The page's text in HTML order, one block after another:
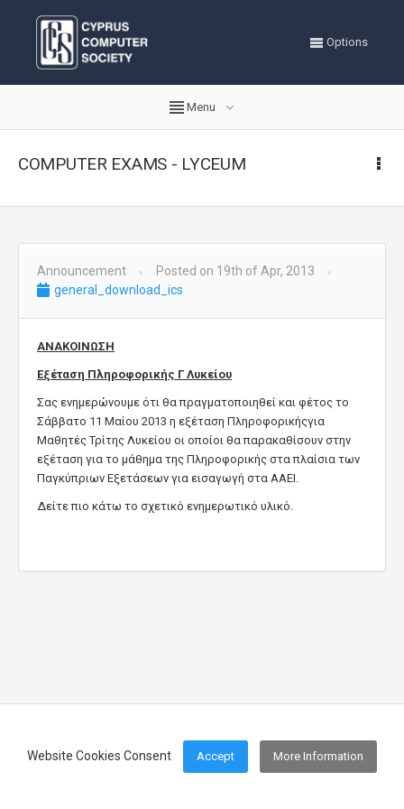
Website Cookies Consent Accept More Information
Options
Menu
COMPUTER EXAMS - LYCEUM
Announcement
Posted on 19th of Apr, 2013
general_download_ics
ΑΝΑΚΟΙΝΩΣΗ
Εξέταση Πληροφορικής Γ Λυκείου
Σας ενημερώνουμε ότι θα πραγματοποιηθεί και φέτος το
Σάββατο 11 Μαίου 2013 η εξέταση Πληροφορικήςγια
Μαθητές Τρίτης Λυκείου οι οποίοι θα παρακαθίσουν στην
εξέταση για το μάθημα της Πληροφορικής στα πλαίσια των
Παγκύπριων Εξετάσεων για εισαγωγή στα ΑΑΕΙ.
Δείτε πιο κάτω το σχετικό ενημερωτικό υλικό.